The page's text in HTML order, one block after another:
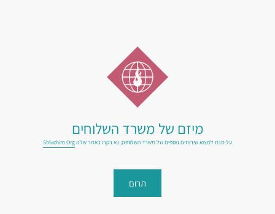
מיזם של משרד השלוחים
על מנת למצוא שירותים נוספים של משרד השלוחים, נא בקרו באתר שלנוShluchim.org
תרום